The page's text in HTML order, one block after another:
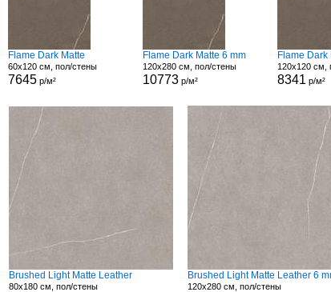
Flame Dark Matte
60x120 см, пол/стены
7645 р/м²
Flame Dark Matte 6 mm
120x280 см, пол/стены
10773р/м²
Flame
120x120 см,
8341 р/м²
Brushed Light Matte Leather
80x180 см, пол/стены
Brushed Light Matte Leather 6
120x280 см, пол/стены